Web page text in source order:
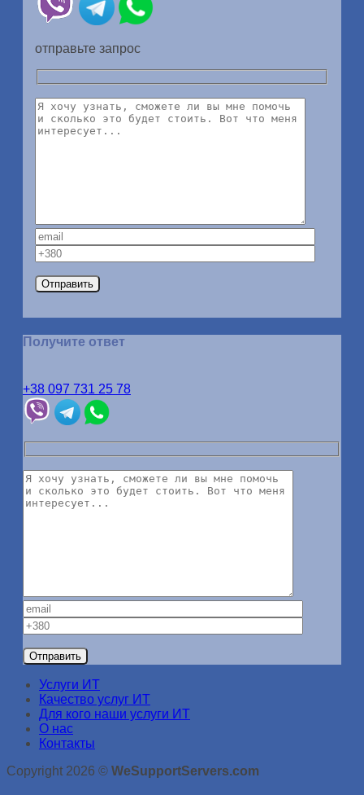
отправьте запрос
Получите ответ
+38 097 731 25 78
Услуги ИТ
Качество услуг ИТ
Для кого наши услуги ИТ
О нас
Контакты
Copyright 2026 © WeSupportServers.com